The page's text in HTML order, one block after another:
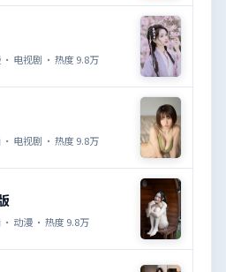
· 电视剧 · 热度9.8万
· 电视剧 · 热度9.8万
· 动漫 · 热度9.8万